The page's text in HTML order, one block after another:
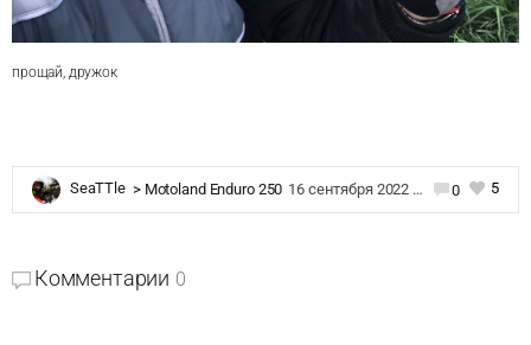
прощай, дружок
SeaTTle > Motoland Enduro 250 16 сентября 2022 в 20:49 0 5
Комментарии 0